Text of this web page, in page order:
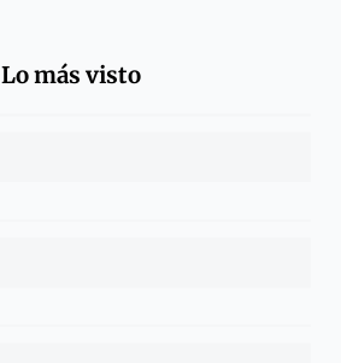
Lo más visto